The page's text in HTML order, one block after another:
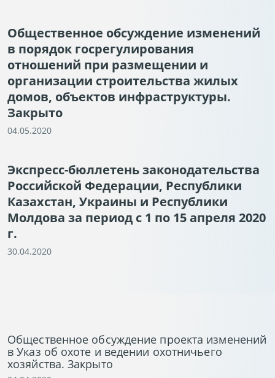
Общественное обсуждение изменений
в порядок госрегулирования
отношений при размещении и
организации строительства жилых
домов, объектов инфраструктуры.
Закрыто
04.05.2020
Экспресс-бюллетень законодательства
Российской Федерации, Республики
Казахстан, Украины и Республики
Молдова за период с 1 по 15 апреля 2020
г.
30.04.2020
Общественное обсуждение проекта изменений
в Указ об охоте и ведении охотничьего
хозяйства. Закрыто